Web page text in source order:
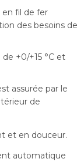
fil de fer
des besoins de
+0/+15 °C et
assurée par le
de
et en douceur.
automatique